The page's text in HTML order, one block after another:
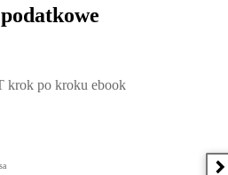
kroku ebook, Patrycja Kubiesa -
krok po kroku ebook